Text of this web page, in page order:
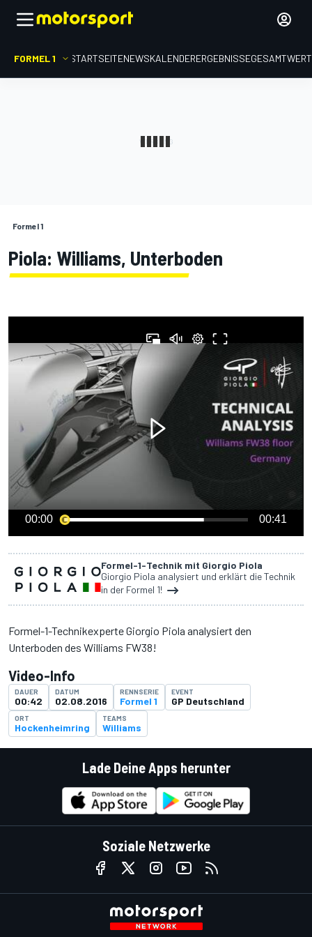
FORMEL 1 STARTSEITENEWSKALENDERERGEBNISSE
Formel 1
Piola: Williams, Unterboden
00:00 00:41
Formel-1-Technik mit Giorgio Piola
Giorgio Piola analysiert und erklärt die Technik
in der Formel 1!
Formel-1-Technikexperte Giorgio Piola analysiert den
Unterboden des Williams FW38!
Video-Info
DAUER
00:42
DATUM
02.08.2016
RENNSERIE
Formel 1
EVENT
GP Deutschland
ORT
Hockenheimring
TEAMS
Williams
Lade Deine Apps herunter
Soziale Netzwerke